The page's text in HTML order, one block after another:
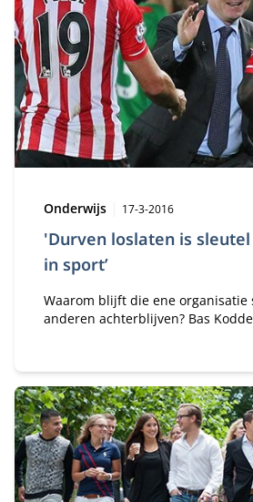
'Durven loslaten is
in sport’
Type:
Onderwijs Publicatiedatum:
17-3-2016
Waarom blijft die ene organisatie
anderen achterblijven? Bas
Leadership Program uit om
op topniveau.